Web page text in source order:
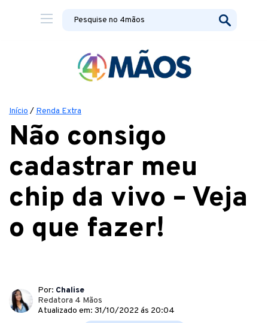
Início / Renda Extra
Não consigo
cadastrar meu
chip da vivo – Veja
o que fazer!
Por: Chalise
Redatora 4 Mãos
Atualizado em: 31/10/2022 ás 20:04